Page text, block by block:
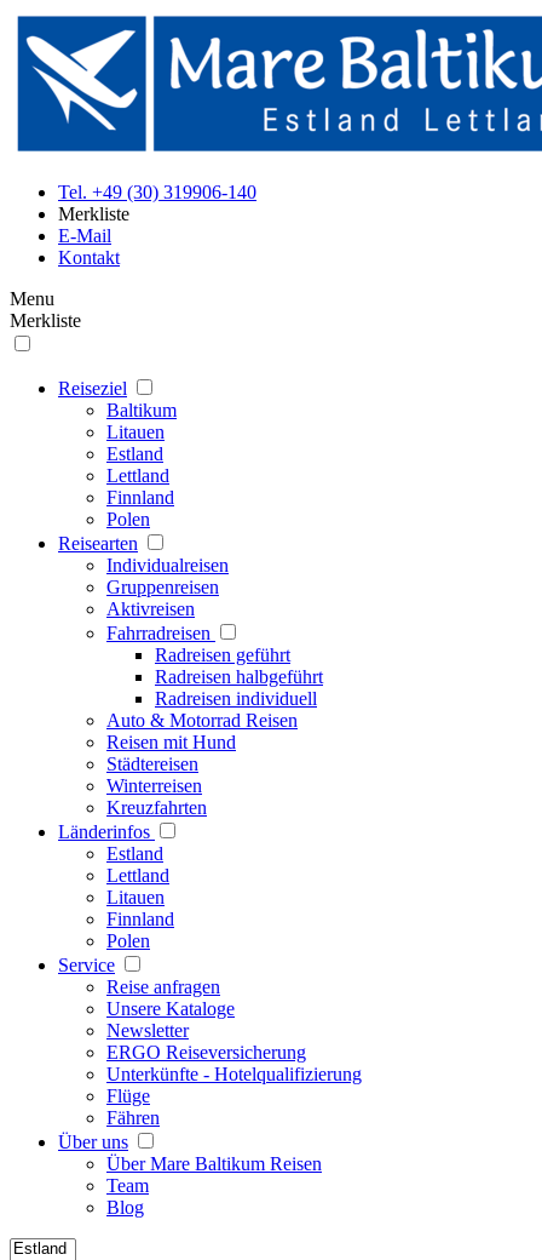
Tel. +49 (30) 319906-140
Merkliste
E-Mail
Kontakt
Menu
Merkliste
Reiseziel
Baltikum
Litauen
Estland
Lettland
Finnland
Polen
Reisearten
Individualreisen
Gruppenreisen
Aktivreisen
Fahrradreisen
Radreisen geführt
Radreisen halbgeführt
Radreisen individuell
Auto & Motorrad Reisen
Reisen mit Hund
Städtereisen
Winterreisen
Kreuzfahrten
Länderinfos
Estland
Lettland
Litauen
Finnland
Polen
Service
Reise anfragen
Unsere Kataloge
Newsletter
ERGO Reiseversicherung
Unterkünfte - Hotelqualifizierung
Flüge
Fähren
Über uns
Über Mare Baltikum Reisen
Team
Blog